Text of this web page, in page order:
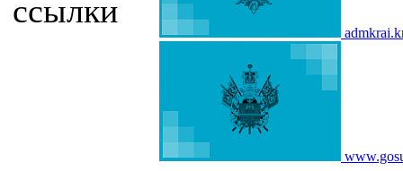
ссылки